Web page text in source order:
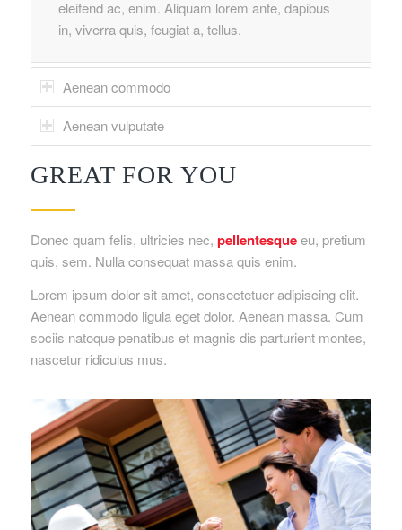
eleifend ac, enim. Aliquam lorem ante, dapibus
in, viverra quis, feugiat a, tellus.
Aenean commodo
Aenean vulputate
GREAT FOR YOU
Donec quam felis, ultricies nec, pellentesqueeu, pretium
quis, sem. Nulla consequat massa quis enim.
Lorem ipsum dolor sit amet, consectetuer adipiscing elit.
Aenean commodo ligula eget dolor. Aenean massa. Cum
sociis natoque penatibus et magnis dis parturient montes,
nascetur ridiculus mus.